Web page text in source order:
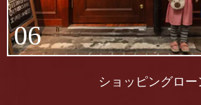
06
ショッピングロー